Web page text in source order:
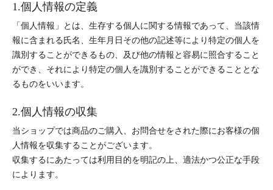
1.個人情報の定義
「個人情報」とは、生存する個人に関する情報であって、当該情
報に含まれる氏名、生年月日その他の記述等により特定の個人を
識別することができるもの、及び他の情報と容易に照合すること
ができ、それにより特定の個人を識別することができることとな
るものをいいます。
2.個人情報の収集
当ショップでは商品のご購入、お問合せをされた際にお客様の個
人情報を収集することがございます。
収集するにあたっては利用目的を明記の上、適法かつ公正な手段
によります。